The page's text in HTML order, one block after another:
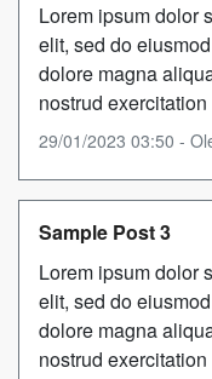
Lorem ipsum dolor
elit, sed do
dolore magna
nostrud
29/01/2023 03:50 -
Sample Post 3
Lorem ipsum dolor
elit, sed do
dolore magna
nostrud